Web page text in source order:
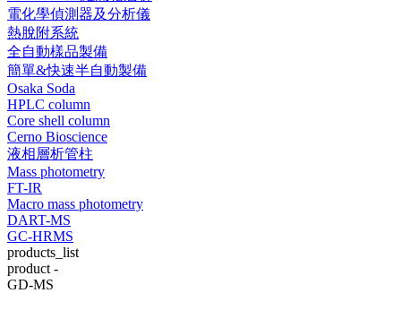
電化學偵測器及分析儀
熱脫附系統
全自動樣品製備
簡單&快速半自動製備
Osaka Soda
HPLC column
Core shell column
Cerno Bioscience
液相層析管柱
Mass photometry
FT-IR
Macro mass photometry
DART-MS
GC-HRMS
products_list
product -
GD-MS